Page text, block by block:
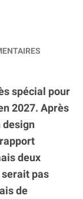
spécial pour
2027. Après
deux
serait pas
de